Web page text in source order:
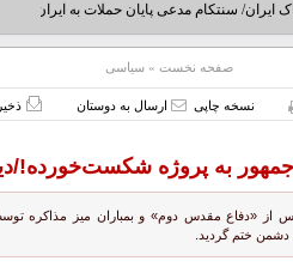
ایران/ سنتکام مدعی پایان حملات به ایران
صفحه نخست »سیاسی
نسخه چاپی ارسال به دوستان
به پروژه شکست‌خورده!/
از «دفاع مقدس دوم» و بمباران میز مذاکره
دشمن ختم گردید.